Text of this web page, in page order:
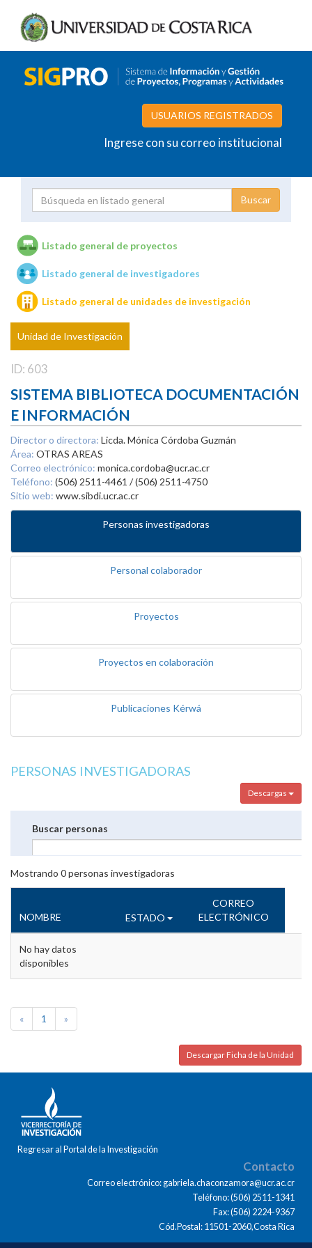
USUARIOS REGISTRADOS
Ingrese con su correo institucional
Unidades de investigación
Listado general de proyectos
Listado general de investigadores
Listado general de unidades de investigación
Unidad de Investigación
ID: 603
SISTEMA BIBLIOTECA DOCUMENTACIÓN
E INFORMACIÓN
Director o directora: Licda. Mónica Córdoba Guzmán
Área: OTRAS AREAS
Correo electrónico: monica.cordoba@ucr.ac.cr
Teléfono: (506) 2511-4461 / (506) 2511-4750
Sitio web: www.sibdi.ucr.ac.cr
Personas investigadoras
Personal colaborador
Proyectos
Proyectos en colaboración
Publicaciones Kérwá
PERSONAS INVESTIGADORAS
Descargas
Buscar personas
Mostrando 0personas investigadoras
NOMBRE ESTADO
CORREO
ELECTRÓNICO
No hay datos
disponibles
« 1 »
Descargar Ficha de la Unidad
Regresar al Portal de la Investigación
Contacto
Correo electrónico: gabriela.chaconzamora@ucr.ac.cr
Teléfono: (506) 2511-1341
Fax: (506) 2224-9367
Cód.Postal: 11501-2060,Costa Rica